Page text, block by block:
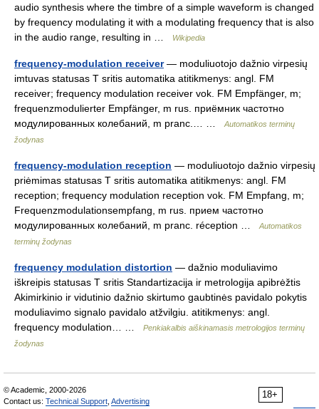
audio synthesis where the timbre of a simple waveform is changed
by frequency modulating it with a modulating frequency that is also
in the audio range, resulting in …
Wikipedia
frequency-modulation receiver— moduliuotojo dažnio virpesių
imtuvas statusas T sritis automatika atitikmenys: angl. FM
receiver; frequency modulation receiver vok. FM Empfänger, m;
frequenzmodulierter Empfänger, m rus. приёмник частотно
модулированных колебаний, m pranc.… …
Automatikos terminų
žodynas
frequency-modulation reception — moduliuotojo dažnio virpesių
priėmimas statusas T sritis automatika atitikmenys: angl. FM
reception; frequency modulation reception vok. FM Empfang, m;
Frequenzmodulationsempfang, m rus. прием частотно
модулированных колебаний, m pranc. réception …
Automatikos
terminų žodynas
frequency modulation distortion — dažnio moduliavimo
iškreipis statusas T sritis Standartizacija ir metrologija apibrėžtis
Akimirkinio ir vidutinio dažnio skirtumo gaubtinės pavidalo pokytis
moduliavimo signalo pavidalo atžvilgiu. atitikmenys: angl.
frequency modulation… …
Penkiakalbis aiškinamasis metrologijos terminų
žodynas
18+
© Academic, 2000-2026
Contact us: Technical Support Advertising